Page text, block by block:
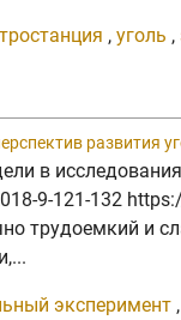
, уголь ,
развития
в
9-121-132
трудоемкий и
эксперимент ,